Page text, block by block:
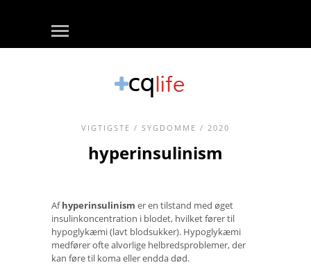
VIGTIGSTE / SYGDOMME / 2020
hyperinsulinism
Afhyperinsulinism er en tilstand med øget
insulinkoncentration i blodet, hvilket fører til
hypoglykæmi (lavt blodsukker). Hypoglykæmi
medfører ofte alvorlige helbredsproblemer, der
kan føre til koma eller endda død.